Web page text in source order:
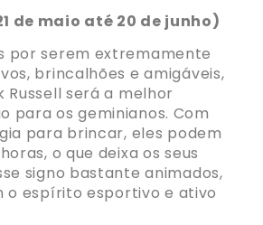
de maio até 20 de junho)
por serem extremamente
brincalhões e amigáveis,
Russell será a melhor
para os geminianos. Com
para brincar, eles podem
o que deixa os seus
signo bastante animados,
o espírito esportivo e ativo